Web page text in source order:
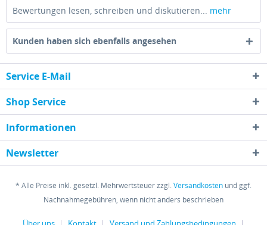
Bewertungen lesen, schreiben und diskutieren... mehr
Kunden haben sich ebenfalls angesehen
Service E-Mail
Shop Service
Informationen
Newsletter
* Alle Preise inkl. gesetzl. Mehrwertsteuer zzgl.Versandkosten und ggf.
Nachnahmegebühren, wenn nicht anders beschrieben